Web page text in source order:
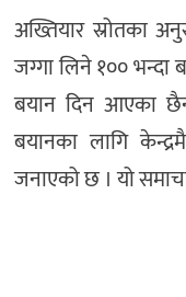
अख्तियार स्रोतका
जग्गा लिने १००
बयान दिन आएका
बयानका लागि
जनाएको छ । यो